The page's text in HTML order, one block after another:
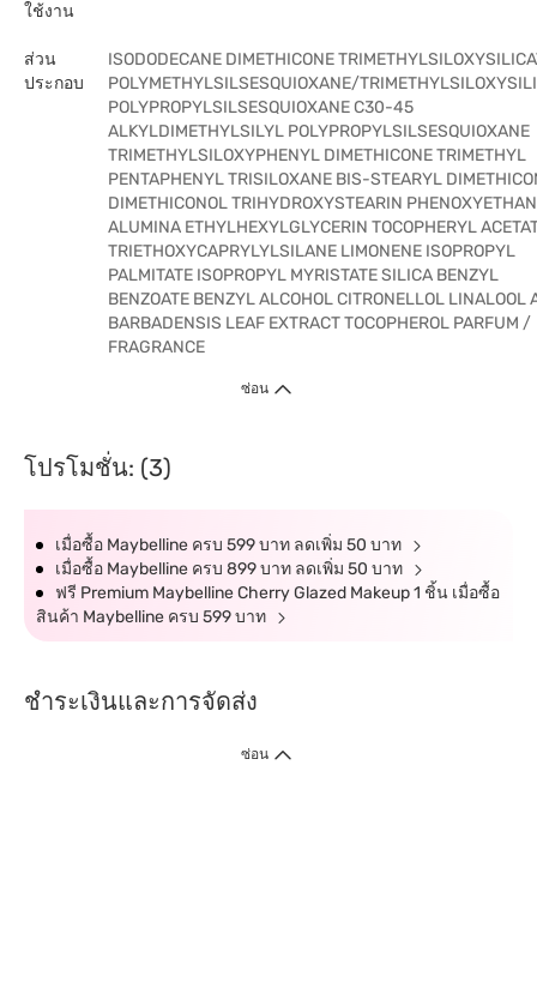
ใช้งาน
ส่วน
ประกอบ
ISODODECANE DIMETHICONE
POLYMETHYLSILSESQUIOXANE/
POLYPROPYLSILSESQUIOXANE C30-45
ALKYLDIMETHYLSILYL POLYPROPYLSILSESQUIOXANE
TRIMETHYLSILOXYPHENYL DIMETHICONE TRIMETHYL
PENTAPHENYL TRISILOXANE BIS-STEARYL
DIMETHICONOL TRIHYDROXYSTEARIN
ALUMINA ETHYLHEXYLGLYCERIN TOCOPHERYL
TRIETHOXYCAPRYLYLSILANE LIMONENE ISOPROPYL
PALMITATE ISOPROPYL MYRISTATE SILICA BENZYL
BENZOATE BENZYL ALCOHOL CITRONELLOL LINALOOL
BARBADENSIS LEAF EXTRACT TOCOPHEROL PARFUM /
FRAGRANCE
ซ่อน
โปรโมชั่น: (3)
เมื่อซื้อ Maybelline ครบ 599 บาท ลดเพิ่ม 50 บาท
เมื่อซื้อ Maybelline ครบ 899 บาท ลดเพิ่ม 50 บาท
ฟรี Premium Maybelline Cherry Glazed Makeup 1 ชิ้น เมื่อซื้อ
สินค้า Maybelline ครบ 599 บาท
ชำระเงินและการจัดส่ง
ซ่อน